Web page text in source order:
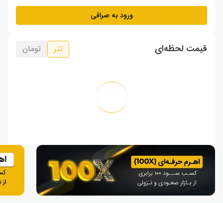
ورود به صرافی
قیمت لحظه‌ای تتر تومان